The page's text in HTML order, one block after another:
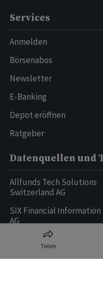
Teilen
Services
Anmelden
Börsenabos
Newsletter
E-Banking
Depot eröffnen
Ratgeber
Datenquellen und
Allfunds Tech Solutions
Switzerland AG
SIX Financial Information
AG
Ringier AG | Ringier